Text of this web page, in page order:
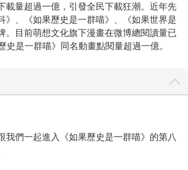
載量超過一億，引發全民下載狂潮。近年先
》、《如果歷史是一群喵》、《如果世界是
。目前萌想文化旗下漫畫在微博總閱讀量已
史是一群喵》同名動畫點閱量超過一億。
我們一起進入《如果歷史是一群喵》的第八